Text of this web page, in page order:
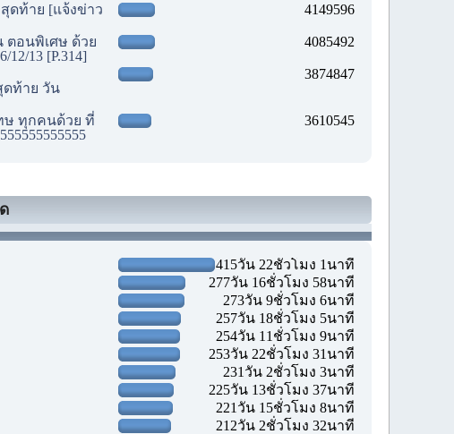
ดท้าย [แจ้งข่าว
4149596
ตอนพิเศษ ด้วย
12/13 [P.314]
4085492
ดท้าย วัน
3874847
ษ ทุกคนด้วย ที่
3610545
415วัน 22ชั่วโมง 1นาที
277วัน 16ชั่วโมง 58นาที
273วัน 9ชั่วโมง 6นาที
257วัน 18ชั่วโมง 5นาที
254วัน 11ชั่วโมง 9นาที
253วัน 22ชั่วโมง 31นาที
231วัน 2ชั่วโมง 3นาที
225วัน 13ชั่วโมง 37นาที
221วัน 15ชั่วโมง 8นาที
212วัน 2ชั่วโมง 32นาที